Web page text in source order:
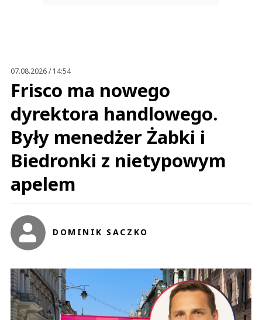
07.08.2026 / 14:54
Frisco ma nowego
dyrektora handlowego.
Były menedżer Żabki i
Biedronki z nietypowym
apelem
DOMINIK SACZKO